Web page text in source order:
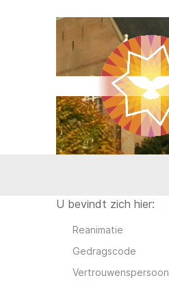
U bevindt zich hier:
Reanimatie
Gedragscode
Vertrouwenspersoon